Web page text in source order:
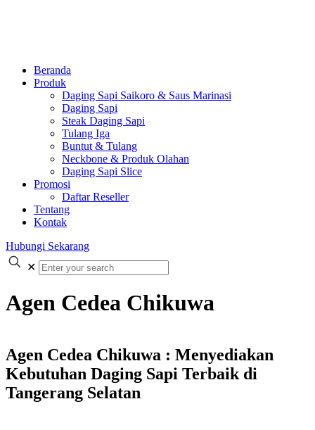
Beranda
Produk
Daging Sapi Saikoro & Saus Marinasi
Daging Sapi
Steak Daging Sapi
Tulang Iga
Buntut & Tulang
Neckbone & Produk Olahan
Daging Sapi Slice
Promosi
Daftar Reseller
Tentang
Kontak
Hubungi Sekarang
✕
Agen Cedea Chikuwa
Agen Cedea Chikuwa : Menyediakan
Kebutuhan Daging Sapi Terbaik di
Tangerang Selatan